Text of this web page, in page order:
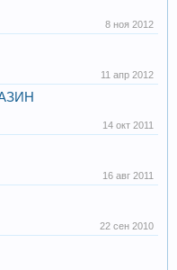
8 ноя 2012
11 апр 2012
14 окт 2011
16 авг 2011
22 сен 2010